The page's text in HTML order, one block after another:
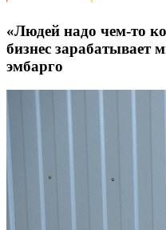
«Людей надо чем-то
бизнес зарабатывает
эмбарго